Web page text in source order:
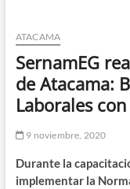
ATACAMA
SernamEG
de Atacama:
Laborales
9 noviembre, 2020
Durante la
implementar la